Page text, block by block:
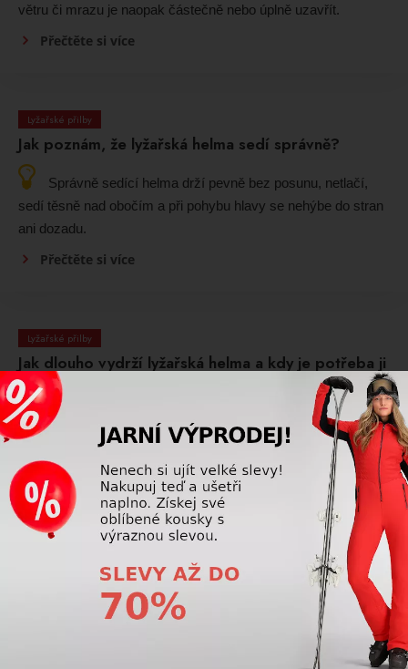
větru či mrazu je naopak částečně nebo úplně uzavřít.
Přečtěte si více
Lyžařské přilby
Jak poznám, že lyžařská helma sedí správně?
Správně sedící helma drží pevně bez posunu, netlačí,
sedí těsně nad obočím a při pohybu hlavy se nehýbe do stran
ani dozadu.
Přečtěte si více
Lyžařské přilby
Jak dlouho vydrží lyžařská helma a kdy je potřeba ji
vyměnit?
Lyžařská helma má omezenou životnost, obvykle kolem
5 let od začátku používání. Vyměnit by se měla vždy po
silném pádu nebo nárazu, i když není viditelné poškození, a
také tehdy, když materiály stárnou a ztrácejí své ochranné
vlastnosti.
Přečtěte si více